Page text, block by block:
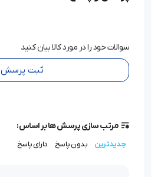
سوالات خود را در مورد کالا بیان کنید
ثبت پرسش
مرتب سازی پرسش ها بر اساس:
جدیدترین بدون پاسخ دارای پاسخ